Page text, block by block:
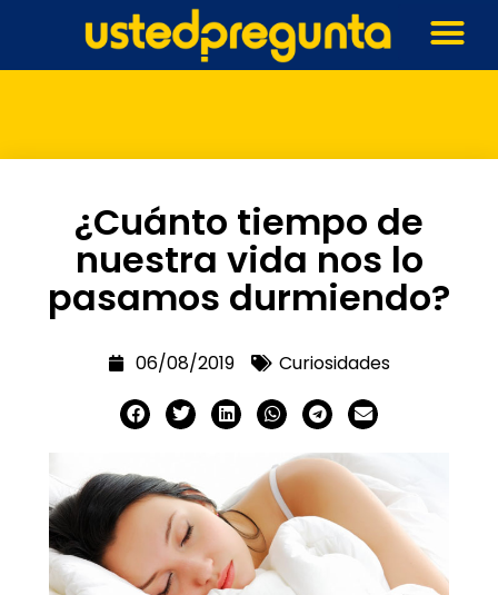
¿Cuánto tiempo de
nuestra vida nos lo
pasamos durmiendo?
06/08/2019 Curiosidades